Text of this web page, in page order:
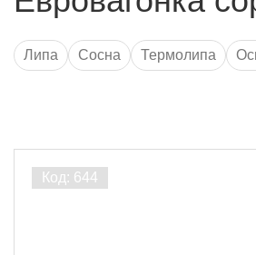
Липа Сосна Термолипа
Кедр
Ширина 98 мм
AB
Порода дерева